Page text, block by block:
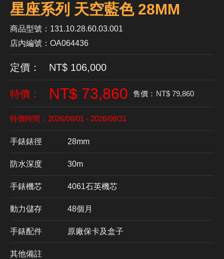
星座系列 天空藍色 28MM
商品型號：131.10.28.60.03.001
店內編號：OA064436
定價： NT$ 106,000
特價： NT$ 73,860 售價：NT$ 79,860
特價時間：2026/08/01 - 2026/08/31
手錶錶徑 28mm
防水深度 30m
手錶機芯 ​4061石英機芯
動力儲存 48個月
手錶配件 原廠保卡及盒子
其他備註